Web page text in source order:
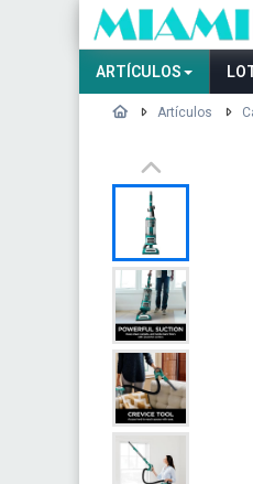
ARTÍCULOS
Artículos